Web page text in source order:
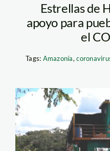
Estrellas de
apoyo para
el
Tags: Amazonía,